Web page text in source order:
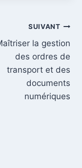
SUIVANT
la gestion
des ordres de
transport et des
documents
numériques